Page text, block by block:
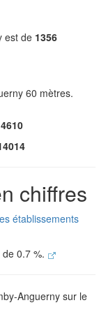
est de 1356
60 mètres.
chiffres
établissements
0.7 %.
Anguerny sur le